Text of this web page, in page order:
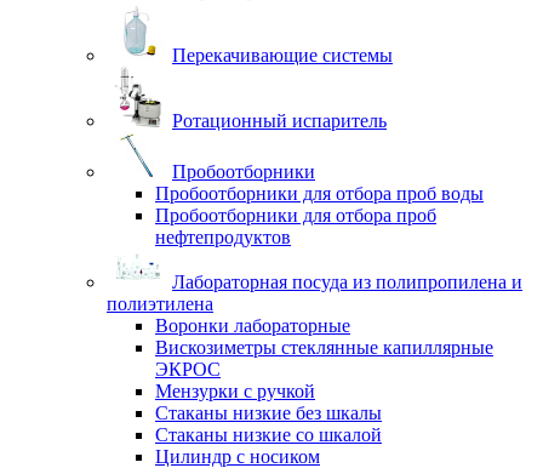
Перекачивающие системы
Ротационный испаритель
Пробоотборники
Пробоотборники для отбора проб воды
Пробоотборники для отбора проб
нефтепродуктов
Лабораторная посуда из полипропилена и
полиэтилена
Воронки лабораторные
Вискозиметры стеклянные капиллярные
ЭКРОС
Мензурки с ручкой
Стаканы низкие без шкалы
Стаканы низкие со шкалой
Цилиндр с носиком